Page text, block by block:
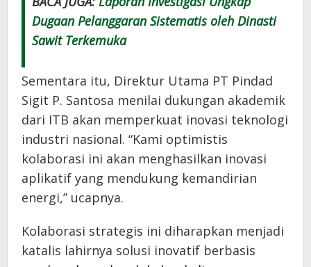
Dugaan Pelanggaran Sistematis oleh Dinasti
Sawit Terkemuka
Sementara itu, Direktur Utama PT Pindad
Sigit P. Santosa menilai dukungan akademik
dari ITB akan memperkuat inovasi teknologi
industri nasional. “Kami optimistis
kolaborasi ini akan menghasilkan inovasi
aplikatif yang mendukung kemandirian
energi,” ucapnya.
Kolaborasi strategis ini diharapkan menjadi
katalis lahirnya solusi inovatif berbasis